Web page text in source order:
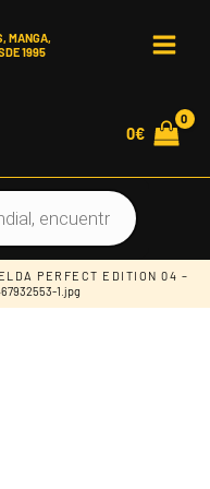
MANGA,
1995
MAIN
0€
PERFECT EDITION 04 –
1.jpg